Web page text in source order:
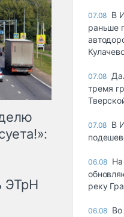
ЭТрН
07.08 В
раньше
07.08
тремя
07.08 В
06.08 На
реку
06.08